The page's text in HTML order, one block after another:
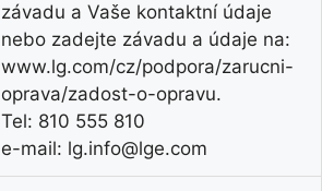
závadu a Vaše kontaktní údaje
nebo zadejte závadu a údaje na:
www.lg.com/cz/podpora/zarucni-
oprava/zadost-o-opravu.
Tel: 810 555 810
e-mail: lg.info@lge.com